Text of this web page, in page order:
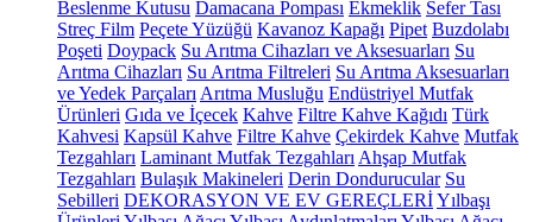
Beslenme Kutusu Damacana Pompası Ekmeklik Sefer Tası
Streç Film Peçete Yüzüğü Kavanoz Kapağı Pipet Buzdolabı
Poşeti Doypack Su Arıtma Cihazları ve Aksesuarları Su
Arıtma Cihazları Su Arıtma Filtreleri Su Arıtma Aksesuarları
ve Yedek Parçaları Arıtma Musluğu Endüstriyel Mutfak
Ürünleri Gıda ve İçecek Kahve Filtre Kahve Kağıdı Türk
Kahvesi Kapsül Kahve Filtre Kahve Çekirdek Kahve Mutfak
Tezgahları Laminant Mutfak Tezgahları Ahşap Mutfak
Tezgahları Bulaşık Makineleri Derin Dondurucular Su
Sebilleri DEKORASYON VE EV GEREÇLERİYılbaşı